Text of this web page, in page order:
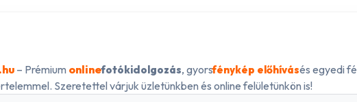
– Prémium onlinefotókidolgozás, gyorsfénykép előhívásés egyedi
Szeretettel várjuk üzletünkben és online felületünkön is!